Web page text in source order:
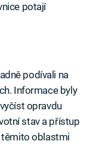
potají
podívali na
Informace byly
opravdu
stav a přístup
těmito oblastmi